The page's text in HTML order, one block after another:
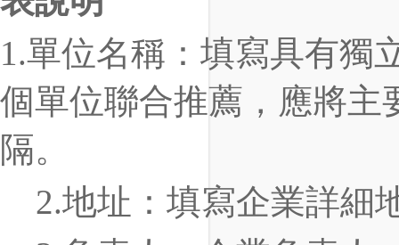
1.單位名稱 ： 填寫具有獨
個單位聯合推薦，應將主
隔。
2.地址 ： 填寫企業詳細